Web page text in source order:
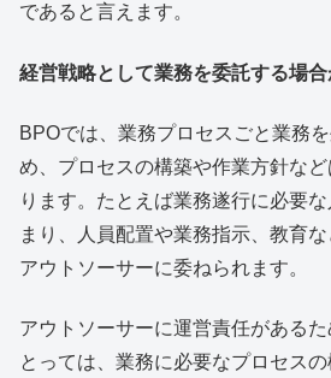
であると言えます。
経営戦略として業務を委託する場合
BPOでは、業務プロセスごと業務
め、プロセスの構築や作業方針な
ります。たとえば業務遂行に必要
まり、人員配置や業務指示、教育
アウトソーサーに委ねられます。
アウトソーサーに運営責任がある
とっては、業務に必要なプロセス